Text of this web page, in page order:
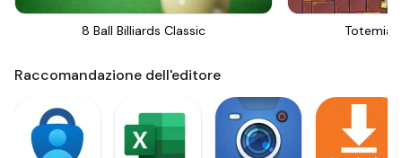
8 Ball Billiards Classic Totemia
Raccomandazione dell'editore